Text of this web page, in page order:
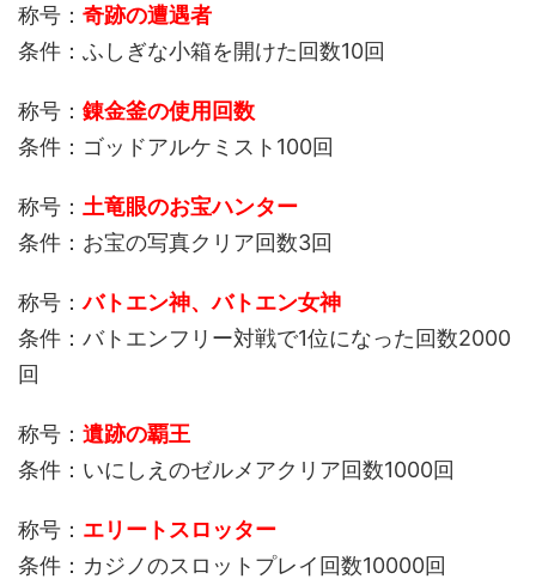
称号： 奇跡の遭遇者
条件：ふしぎな小箱を開けた回数10回
称号： 錬金釜の使用回数
条件：ゴッドアルケミスト100回
称号： 土竜眼のお宝ハンター
条件：お宝の写真クリア回数3回
称号：バトエン神、バトエン女神
条件：バトエンフリー対戦で1位になった回数2000
回
称号： 遺跡の覇王
条件：いにしえのゼルメアクリア回数1000回
称号： エリートスロッター
条件：カジノのスロットプレイ回数10000回